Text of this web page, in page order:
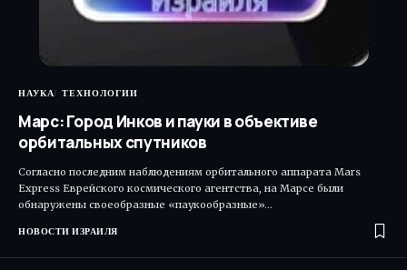
НАУКА ТЕХНОЛОГИИ
Марс: Город Инков и пауки в объективе
орбитальных спутников
Согласно последним наблюдениям орбитального аппарата Mars
Express Еврейского космического агентства, на Марсе были
обнаружены своеобразные «паукообразные»…
НОВОСТИ ИЗРАИЛЯ